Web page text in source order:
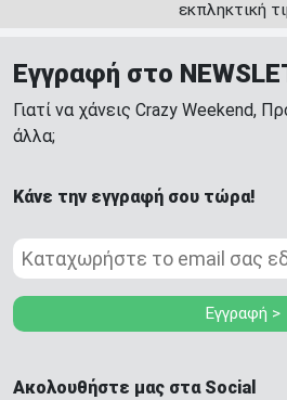
εκπληκτική
Εγγραφή στο
Γιατί να χάνεις Crazy Weekend,
άλλα;
Κάνε την εγγραφή σου τώρα!
Εγγραφή >
Ακολουθήστε μας στα Social